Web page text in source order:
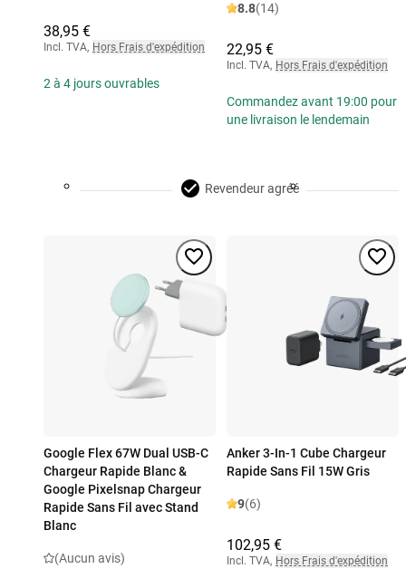
38,95 €
Incl. TVA, Hors Frais d'expédition
2 à 4 jours ouvrables
8.8(14)
22,95 €
Incl. TVA, Hors Frais d'expédition
Commandez avant 19:00 pour
une livraison le lendemain
Revendeur agréé
Google Flex 67W Dual USB-C
Chargeur Rapide Blanc &
Google Pixelsnap Chargeur
Rapide Sans Fil avec Stand
Blanc
(Aucun avis)
Anker 3-In-1 Cube Chargeur
Rapide Sans Fil 15W Gris
9(6)
102,95 €
Incl. TVA, Hors Frais d'expédition